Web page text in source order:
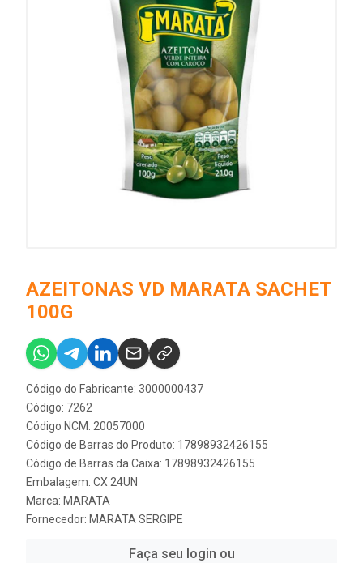
AZEITONAS VD MARATA SACHET
100G
Código do Fabricante: 3000000437
Código: 7262
Código NCM: 20057000
Código de Barras do Produto: 17898932426155
Código de Barras da Caixa: 17898932426155
Embalagem: CX 24UN
Marca: MARATA
Fornecedor: MARATA SERGIPE
Faça seu login ou